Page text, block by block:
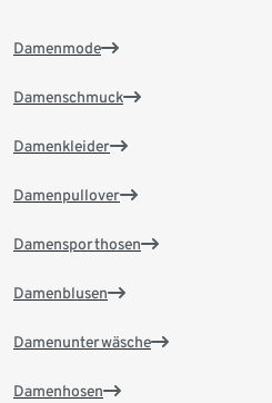
Damenmode
Damenschmuck
Damenkleider
Damenpullover
Damensporthosen
Damenblusen
Damenunterwäsche
Damenhosen